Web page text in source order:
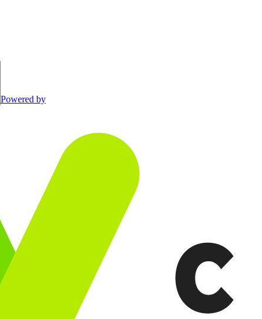
Powered by